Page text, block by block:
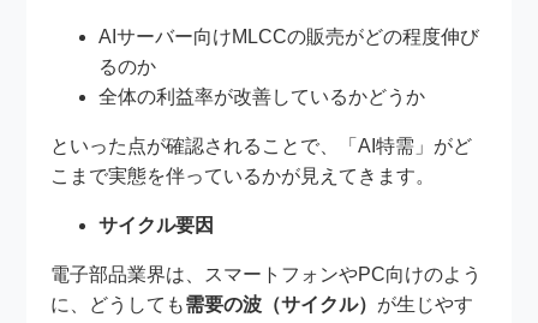
AIサーバー向けMLCCの販売がどの程度伸び
るのか
全体の利益率が改善しているかどうか
といった点が確認されることで、「AI特需」がど
こまで実態を伴っているかが見えてきます。
サイクル要因
電子部品業界は、スマートフォンやPC向けのよう
に、どうしても需要の波（サイクル） が生じやす